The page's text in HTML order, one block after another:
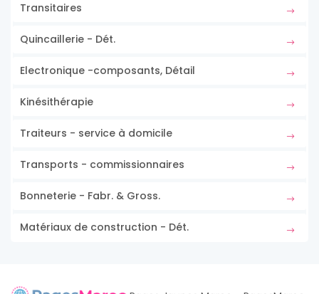
Transitaires
Quincaillerie - Dét.
Electronique -composants, Détail
Kinésithérapie
Traiteurs - service à domicile
Transports - commissionnaires
Bonneterie - Fabr. & Gross.
Matériaux de construction - Dét.